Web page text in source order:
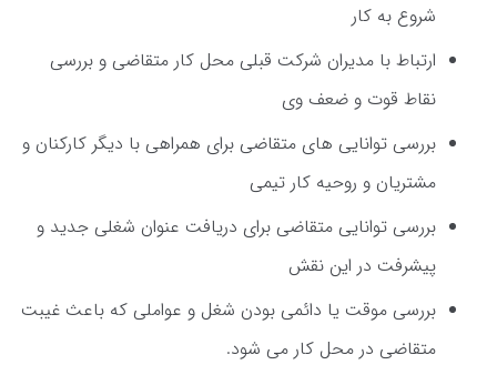
شروع به کار
ارتباط با مدیران شرکت قبلی محل کار متقاضی و بررسی
نقاط قوت و ضعف وی
بررسی توانایی های متقاضی برای همراهی با دیگر کارکنان و
مشتریان و روحیه کار تیمی
بررسی توانایی متقاضی برای دریافت عنوان شغلی جدید و
پیشرفت در این نقش
بررسی موقت یا دائمی بودن شغل و عواملی که باعث غیبت
متقاضی در محل کار می شود.